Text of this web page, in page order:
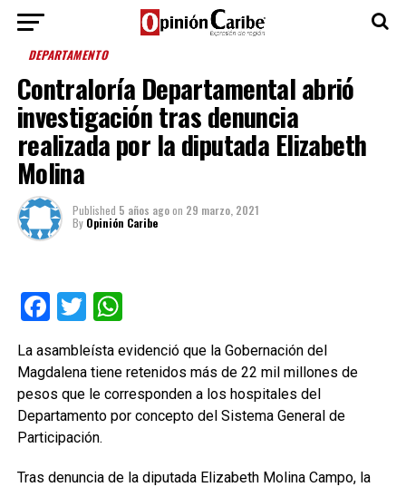
DEPARTAMENTO
Contraloría Departamental abrió
investigación tras denuncia
realizada por la diputada Elizabeth
Molina
Published 5 años agoon 29 marzo, 2021
By Opinión Caribe
Facebook
TwitterWhatsApp
La asambleísta evidenció que la Gobernación del
Magdalena tiene retenidos más de 22 mil millones de
pesos que le corresponden a los hospitales del
Departamento por concepto del Sistema General de
Participación.
Tras denuncia de la diputada Elizabeth Molina Campo, la